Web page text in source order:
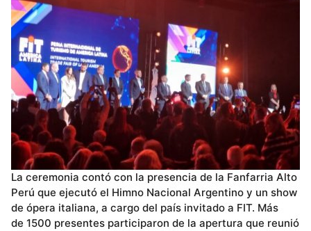
La ceremonia contó con la presencia de la Fanfarria Alto
Perú que ejecutó el Himno Nacional Argentino y un show
de ópera italiana, a cargo del país invitado a FIT. Más
de 1500 presentes participaron de la apertura que reunió